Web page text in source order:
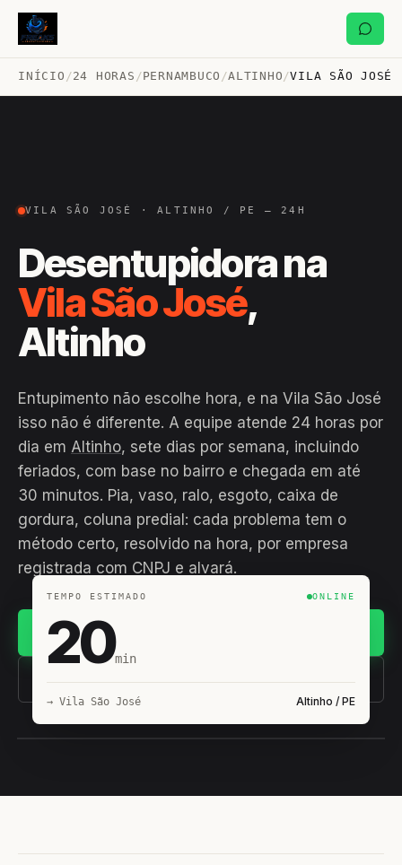
INÍCIO /24 HORAS /PERNAMBUCO /ALTINHO /VILA SÃO JOSÉ
VILA SÃO JOSÉ · ALTINHO / PE — 24H
Desentupidora na
Vila São José,
Altinho
Entupimento não escolhe hora, e na Vila São José
isso não é diferente. A equipe atende 24 horas por
dia em Altinho, sete dias por semana, incluindo
feriados, com base no bairro e chegada em até
30 minutos. Pia, vaso, ralo, esgoto, caixa de
gordura, coluna predial: cada problema tem o
método certo, resolvido na hora, por empresa
registrada com CNPJ e alvará.
(11) 93407-8838
TEMPO ESTIMADO ONLINE
20min
→ Vila São José Altinho / PE